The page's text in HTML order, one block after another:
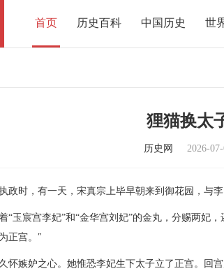
首页 历史百科 中国历史 世
狸猫换太
历史网 2026-
政时，有一天，宋真宗上毕早朝来到御花园，与李
“玉宸宫李妃”和“金华宫刘妃”的金丸，分赐两妃
正宫。″
怀嫉妒之心。她惟恐李妃生下太子立了正宫。回